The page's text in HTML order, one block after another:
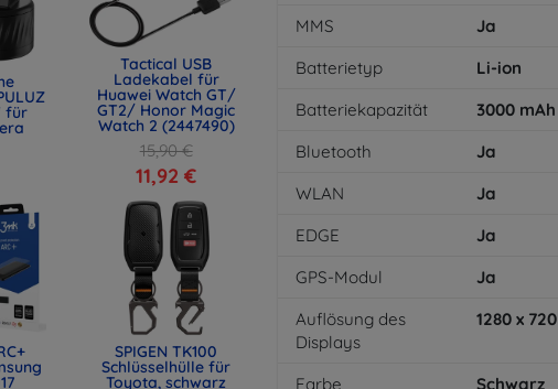
für
Tactical USB
Ladekabel für
Huawei Watch GT/
GT2/ Honor Magic
Watch 2 (2447490)
15,90 €
11,92 €
SPIGEN TK100
Schlüsselhülle für
Toyota, schwarz
MMS
Ja
Batterietyp
Li-ion
Batteriekapazität
3000 mAh
Bluetooth
Ja
WLAN
Ja
EDGE
Ja
GPS-Modul
Ja
Auflösung des
Displays
1280 x 720
Farbe Schwarz